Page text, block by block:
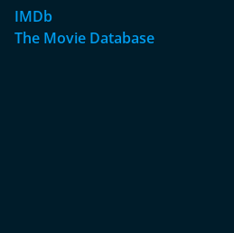
IMDb
The Movie Database